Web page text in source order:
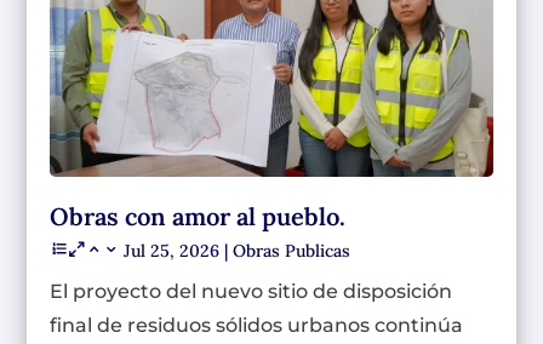
Obras con amor al pueblo.
Jul 25, 2026 |Obras Publicas
El proyecto del nuevo sitio de disposición
final de residuos sólidos urbanos continúa